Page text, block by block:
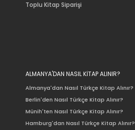
Toplu Kitap Siparişi
ALMANYA'DAN NASIL KİTAP ALINIR?
Almanya'dan Nasıl Türkçe Kitap Alınır?
Berlin'den Nasıl Türkçe Kitap Alınır?
Münih'ten Nasıl Türkçe Kitap Alınır?
Hamburg'dan Nasıl Türkçe Kitap Alınır?